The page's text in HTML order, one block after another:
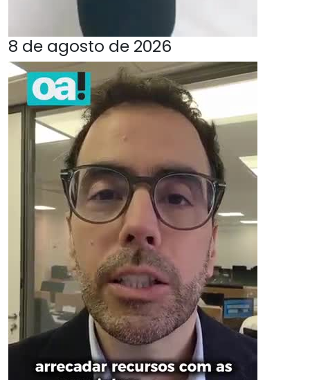
8 de agosto de 2026